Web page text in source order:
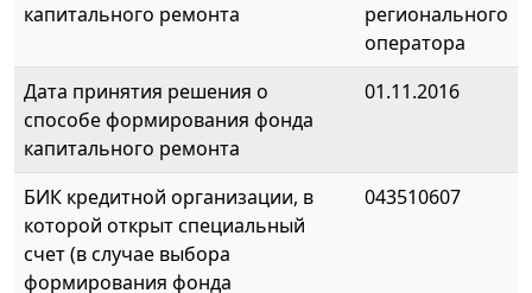
капитального ремонта
регионального
оператора
Дата принятия решения о
способе формирования фонда
капитального ремонта
01.11.2016
БИК кредитной организации, в
которой открыт специальный
счет (в случае выбора
формирования фонда
043510607